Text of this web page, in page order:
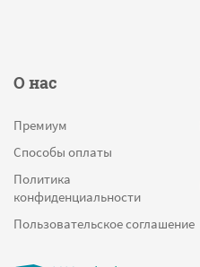
О нас
Премиум
Способы оплаты
Политика
конфиденциальности
Пользовательское соглашение